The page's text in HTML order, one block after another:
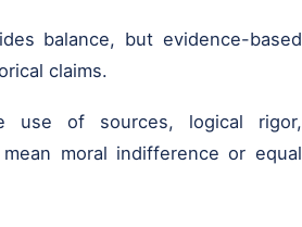
balance, but evidence-based
claims.
use of sources, logical rigor,
moral indifference or equal